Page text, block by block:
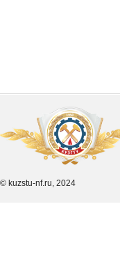
© kuzstu-nf.ru, 2024